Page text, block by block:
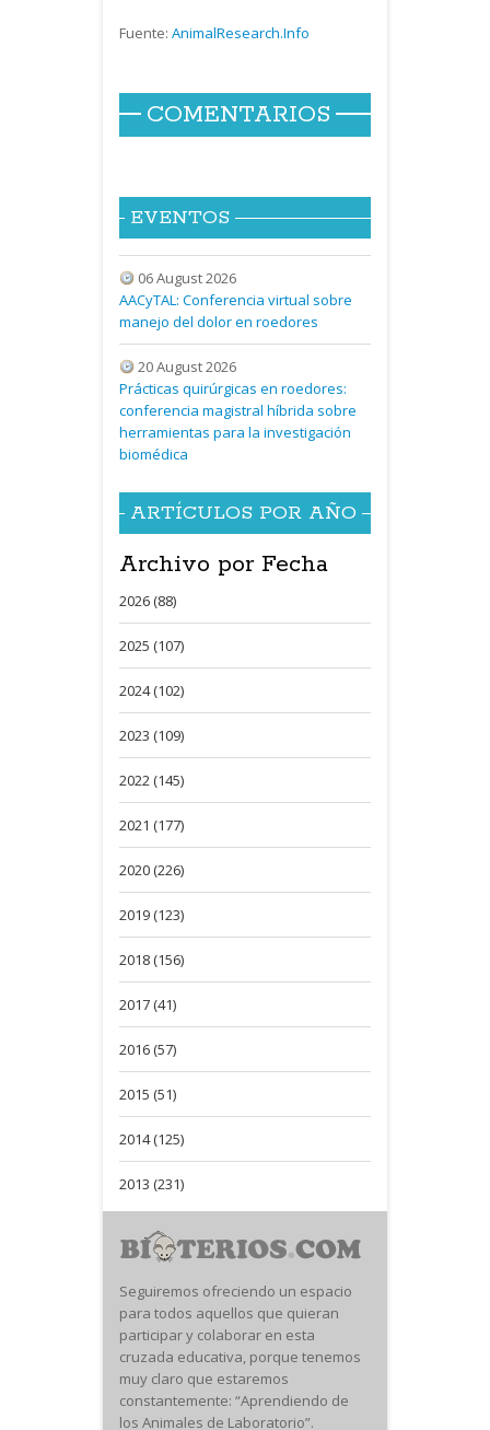
Fuente: AnimalResearch.Info
COMENTARIOS
EVENTOS
06 August 2026
AACyTAL: Conferencia virtual sobre
manejo del dolor en roedores
20 August 2026
Prácticas quirúrgicas en roedores:
conferencia magistral híbrida sobre
herramientas para la investigación
biomédica
ARTÍCULOS POR AÑO
Archivo por Fecha
2026 (88)
2025 (107)
2024 (102)
2023 (109)
2022 (145)
2021 (177)
2020 (226)
2019 (123)
2018 (156)
2017 (41)
2016 (57)
2015 (51)
2014 (125)
2013 (231)
Seguiremos ofreciendo un espacio
para todos aquellos que quieran
participar y colaborar en esta
cruzada educativa, porque tenemos
muy claro que estaremos
constantemente: “Aprendiendo de
los Animales de Laboratorio”.